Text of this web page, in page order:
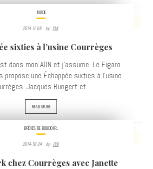
MODE
2014-11-08 By: PLK
sixties à l’usine Courrèges
dans mon ADN et j'assume. Le Figaro
propose une Échappée sixties à l'usine
Jacques Bungert et...
READ MORE
BRÈVES DE BOUDOIR..
2014-10-24 By: PLK
chez Courrèges avec Janette